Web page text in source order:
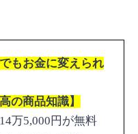
もお金に変えられ
高の商品知識】
万5,000円が無料